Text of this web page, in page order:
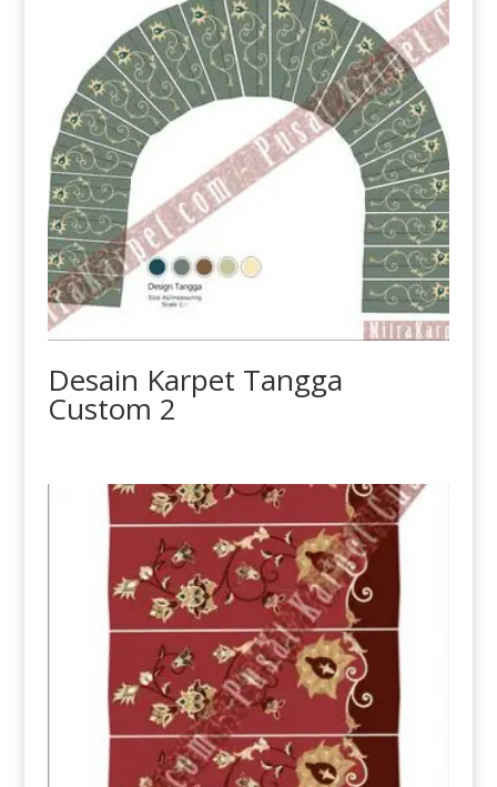
Desain Karpet Tangga
Custom 2